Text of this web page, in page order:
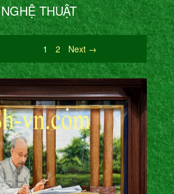
NGHỆ THUẬT
1 2 Next →